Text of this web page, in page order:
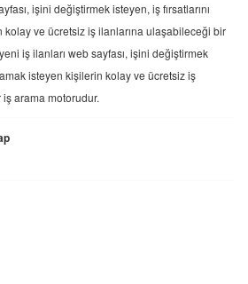
işini değiştirmek isteyen, iş fırsatlarını
ve ücretsiz iş ilanlarına ulaşabileceği bir
iş ilanları web sayfası, işini değiştirmek
isteyen kişilerin kolay ve ücretsiz iş
arama motorudur.